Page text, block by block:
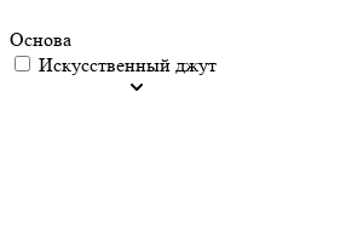
Основа
Искусственный джут